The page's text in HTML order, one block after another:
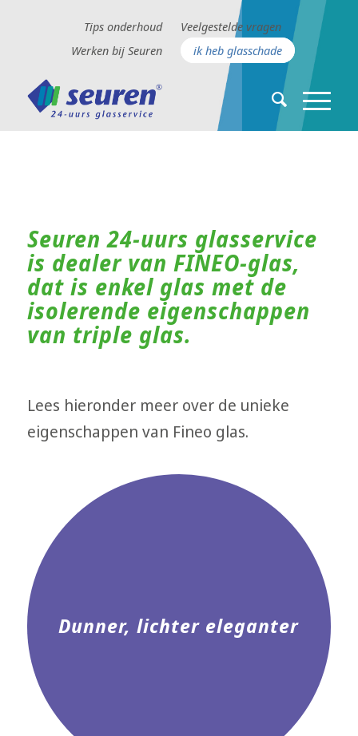
Tips onderhoud
Veelgestelde vragen
Werken bij Seuren
ik heb glasschade
Seuren 24-uurs glasservice
is dealer van FINEO-glas,
dat is enkel glas met de
isolerende eigenschappen
van triple glas.
Lees hieronder meer over de unieke
eigenschappen van Fineo glas.
Dunner, lichter eleganter